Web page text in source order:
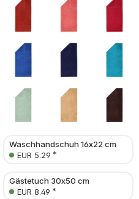
Waschhandschuh 16x22 cm
EUR 5.29 *
Gästetuch 30x50 cm
EUR 8.49 *